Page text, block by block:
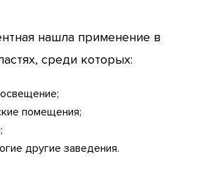
нашла применение в
среди которых:
помещения;
другие заведения.